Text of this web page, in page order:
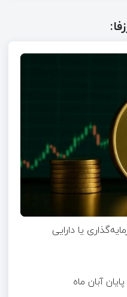
فرصت سرمایه‌گذاری یا دارایی